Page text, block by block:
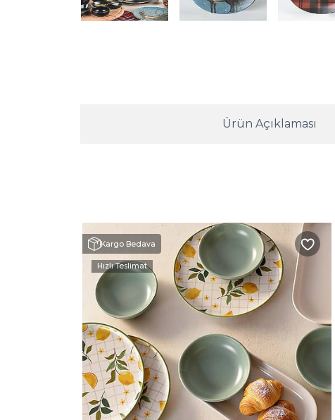
Ürün Açıklaması
Kargo Bedava
Hızlı Teslimat